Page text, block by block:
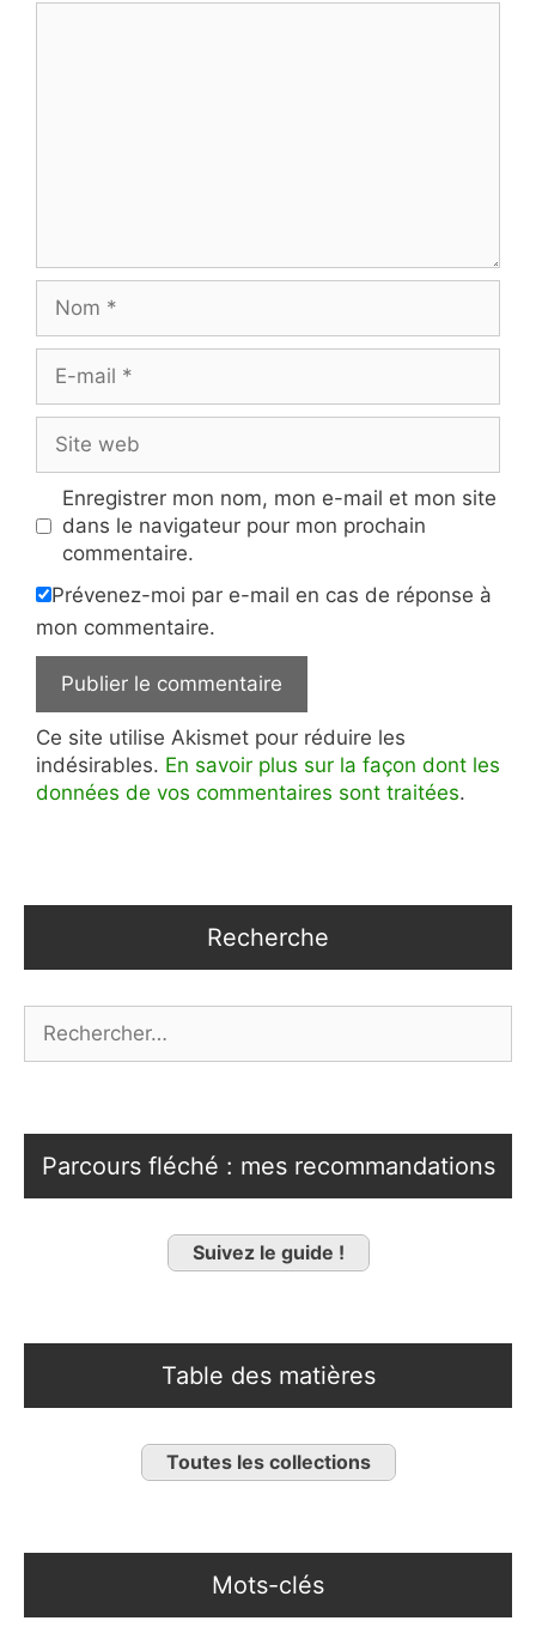
mail
web
Enregistrer mon nom, mon e-mail et mon site
dans le navigateur pour mon prochain
commentaire.
Prévenez-moi par e-mail en cas de réponse à
mon commentaire.
Ce site utilise Akismet pour réduire les
indésirables. En savoir plus sur la façon dont les
données de vos commentaires sont traitées.
Recherche
Parcours fléché : mes recommandations
Suivez le guide !
Table des matières
Toutes les collections
Mots-clés